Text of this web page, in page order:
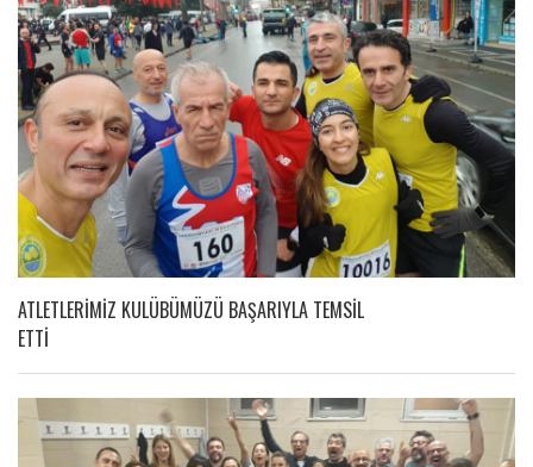
ATLETLERİMİZ KULÜBÜMÜZÜ BAŞARIYLA TEMSİL
ETTİ